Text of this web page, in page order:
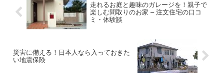
走れるお庭と趣味のガレージを！親子で
楽しむ間取りのお家 – 注文住宅の口コ
ミ・体験談
災害に備える！日本人なら入っておきた
い地震保険